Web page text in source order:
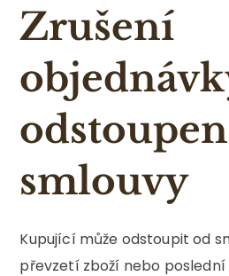
Zrušení
smlouvy
Kupující může odstoupit od
převzetí zboží nebo